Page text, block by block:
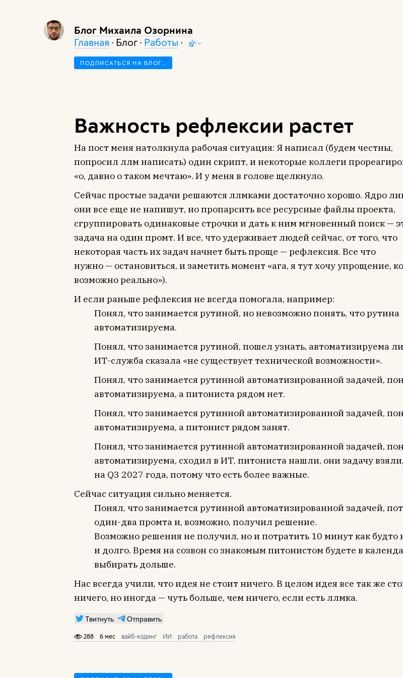
Блог Михаила Озорнина
Главная · Блог · Работы ·
ПОДПИСАТЬСЯ НА БЛОГ…
Важность рефлексии растет
На пост меня натолкнула рабочая ситуация: Я написал (будем честны,
попросил ллм написать) один скрипт, и некоторые коллеги
«о, давно о таком мечтаю». И у меня в голове щелкнуло.
Сейчас простые задачи решаются ллмками достаточно хорошо. Ядро
они все еще не напишут, но пропарсить все ресурсные файлы проекта,
сгруппировать одинаковые строчки и дать к ним мгновенный поиск —
задача на один промт. И все, что удерживает людей сейчас, от того, что
некоторая часть их задач начнет быть проще — рефлексия. Все что
нужно — остановиться, и заметить момент «ага, я тут хочу упрощение,
возможно реально»).
И если раньше рефлексия не всегда помогала, например:
Понял, что занимается рутиной, но невозможно понять, что рутина
автоматизируема.
Понял, что занимается рутиной, пошел узнать, автоматизируема
ИТ-служба сказала «не существует технической возможности».
Понял, что занимается рутинной автоматизированной задачей,
автоматизируема, а питониста рядом нет.
Понял, что занимается рутинной автоматизированной задачей,
автоматизируема, а питонист рядом занят.
Понял, что занимается рутинной автоматизированной задачей,
автоматизируема, сходил в ИТ, питониста нашли, они задачу
на Q3 2027 года, потому что есть более важные.
Сейчас ситуация сильно меняется.
Понял, что занимается рутинной автоматизированной задачей,
один-два промта и, возможно, получил решение.
Возможно решения не получил, но и потратить 10 минут как будто
и долго. Время на созвон со знакомым питонистом будете в
выбирать дольше.
Нас всегда учили, что идея не стоит ничего. В целом идея все так же
ничего, но иногда — чуть больше, чем ничего, если есть ллмка.
Твитнуть Отправить
288 6 мес вайб-кодинг ИИ работа рефлексия